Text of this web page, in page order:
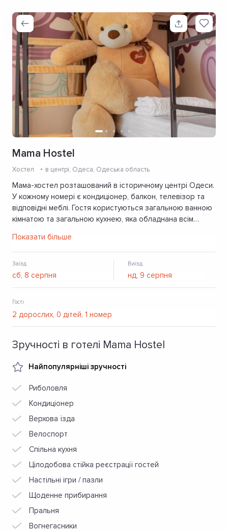
Mama Hostel
Хостел в центрі, Одеса, Одеська область
Мама-хостел розташований в історичному центрі Одеси.
У кожному номері є кондиціонер, балкон, телевізор та
відповідні меблі. Гостя користуються загальною ванною
кімнатою та загальною кухнею, яка обладнана всім
Wi-Fi.
Показати більше
Заїзд Виїзд
Гості
Зручності в готелі Mama Hostel
Найпопулярніші зручності
Риболовля
Кондиціонер
Верхова їзда
Велоспорт
Спільна кухня
Цілодобова стійка реєстрації гостей
Настільні ігри / пазли
Щоденне прибирання
Пральня
Вогнегасники